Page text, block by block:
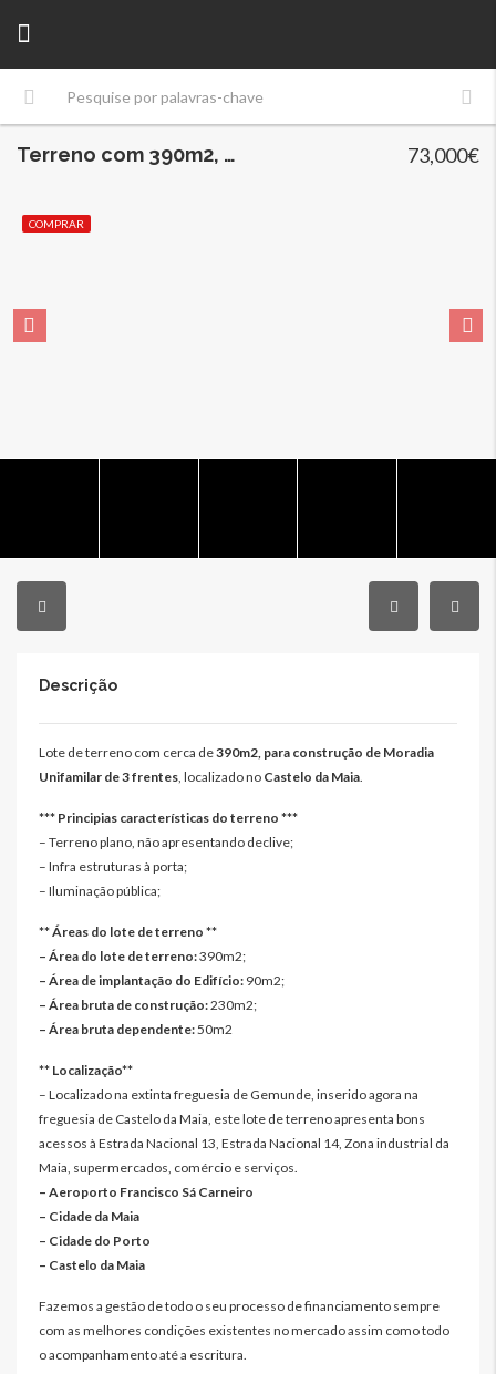
Terreno com 390m2, Castelo da Maia 73,000€
COMPRAR
Descrição
Lote de terreno com cerca de390m2, para construção de Moradia
Unifamilar de 3 frentes , localizado no Castelo da Maia
*** Principias características do terreno ***
– Terreno plano, não apresentando declive;
– Infra estruturas à porta;
– Iluminação pública;
** Áreas do lote de terreno **
– Área do lote de terreno:390m2;
– Área de implantação do Edifício: 90m2;
– Área bruta de construção:230m2;
– Área bruta dependente:50m2
** Localização**
– Localizado na extinta freguesia de Gemunde, inserido agora na
freguesia de Castelo da Maia, este lote de terreno apresenta bons
acessos à Estrada Nacional 13, Estrada Nacional 14, Zona industrial da
Maia, supermercados, comércio e serviços.
– Aeroporto Francisco Sá Carneiro
– Cidade da Maia
– Cidade do Porto
– Castelo da Maia
Fazemos a gestão de todo o seu processo de financiamento sempre
com as melhores condições existentes no mercado assim como todo
o acompanhamento até a escritura.